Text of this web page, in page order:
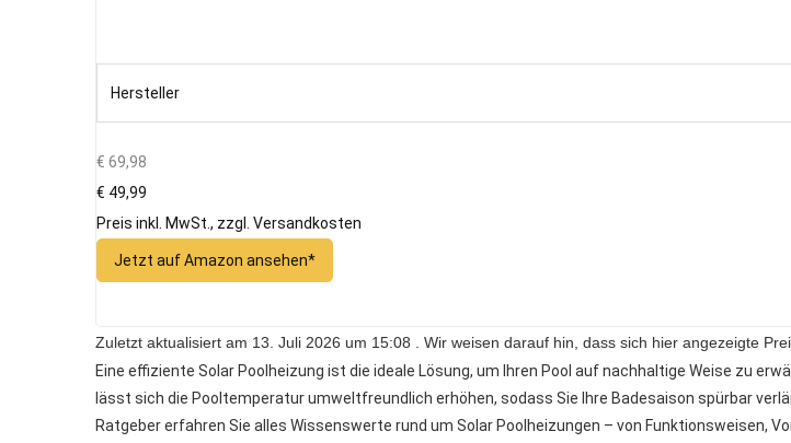
Hersteller
€ 69,98
€ 49,99
Preis inkl. MwSt., zzgl. Versandkosten
Jetzt auf Amazon ansehen*
Zuletzt aktualisiert am 13. Juli 2026 um 15:08 . Wir weisen darauf hin, dass sich hier angezeigte
Eine effiziente Solar Poolheizung ist die ideale Lösung, um Ihren Pool auf nachhaltige Weise zu
lässt sich die Pooltemperatur umweltfreundlich erhöhen, sodass Sie Ihre Badesaison spürbar
Ratgeber erfahren Sie alles Wissenswerte rund um Solar Poolheizungen – von Funktionsweisen,